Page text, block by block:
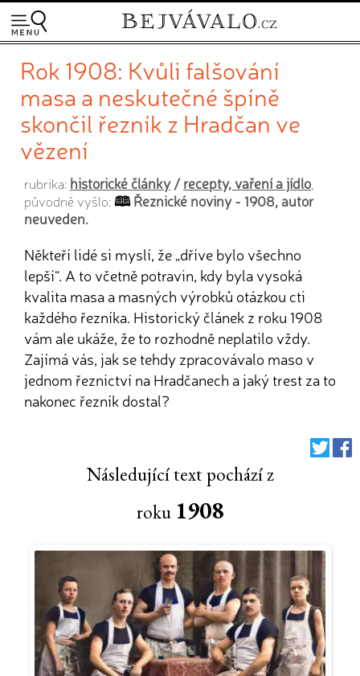
Rok 1908: Kvůli falšování
masa a neskutečné špíně
skončil řezník z Hradčan ve
vězení
rubrika: historické články/recepty, vaření a jídlo
původně vyšlo:
Řeznické noviny - 1908, autor
neuveden.
Někteří lidé si myslí, že „dříve bylo všechno
lepší“. A to včetně potravin, kdy byla vysoká
kvalita masa a masných výrobků otázkou cti
každého řezníka. Historický článek z roku 1908
vám ale ukáže, že to rozhodně neplatilo vždy.
Zajímá vás, jak se tehdy zpracovávalo maso v
jednom řeznictví na Hradčanech a jaký trest za to
nakonec řezník dostal?
Následující text pochází z
roku 1908